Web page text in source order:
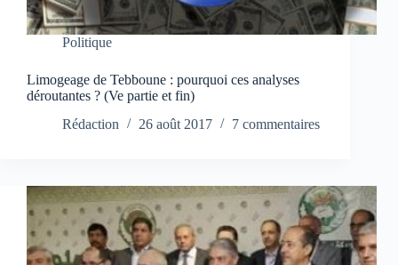
Politique
Limogeage de Tebboune : pourquoi ces analyses
déroutantes ? (Ve partie et fin)
Rédaction
26 août 2017 7 commentaires